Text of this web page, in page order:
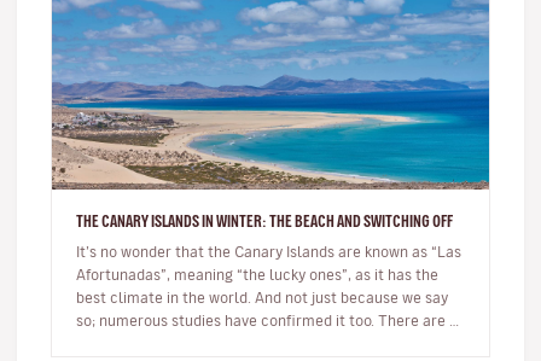
THE CANARY ISLANDS IN WINTER: THE BEACH AND SWITCHING OFF
It’s no wonder that the Canary Islands are known as “Las
Afortunadas”, meaning “the lucky ones”, as it has the
best climate in the world. And not just because we say
so; numerous studies have confirmed it too. There are so